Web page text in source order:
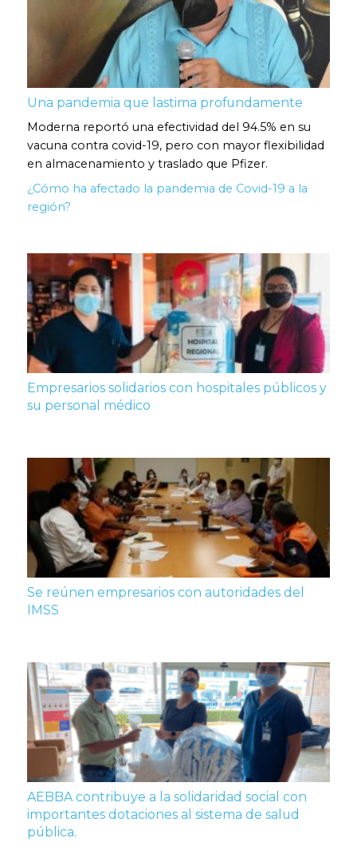
Una pandemia que lastima profundamente
Moderna reportó una efectividad del 94.5% en su
vacuna contra covid-19, pero con mayor flexibilidad
en almacenamiento y traslado que Pfizer.
¿Cómo ha afectado la pandemia de Covid-19 a la
región?
Empresarios solidarios con hospitales públicos y
su personal médico
Se reúnen empresarios con autoridades del
IMSS
AEBBA contribuye a la solidaridad social con
importantes dotaciones al sistema de salud
pública.